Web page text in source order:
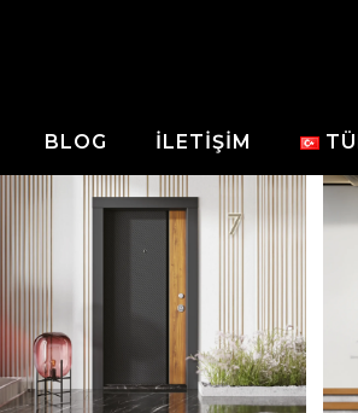
BLOG İLETIŞIM
YERDENIZ 2023
ÇELIK KAPI